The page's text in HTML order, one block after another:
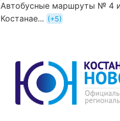
Автобусные маршруты № 4
Костанае...
+5